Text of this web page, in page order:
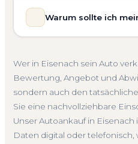
Kostenlose Bewertung
Adresse — egal ob zu
Warum sollte ich
verbindliches
4.800 zufriedene
Seit 2010 4.800+
Wer in Eisenach sein Auto
Bewertung, Angebot und
sondern auch den
Sie eine nachvollziehbare
Unser Autoankauf in
Daten digital oder